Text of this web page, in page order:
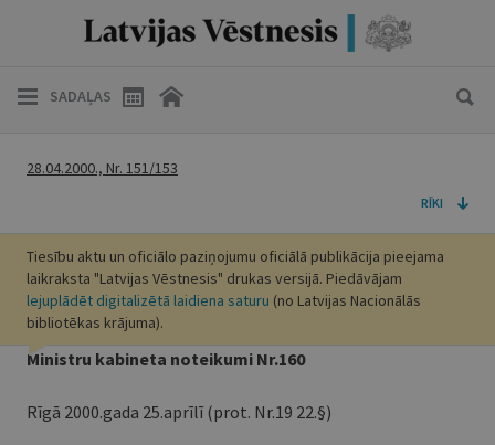
SADAĻAS
28.04.2000., Nr. 151/153
RĪKI
Tiesību aktu un oficiālo paziņojumu oficiālā publikācija pieejama
laikraksta "Latvijas Vēstnesis" drukas versijā. Piedāvājam
lejuplādēt digitalizētā laidiena saturu (no Latvijas Nacionālās
bibliotēkas krājuma).
Ministru kabineta noteikumi Nr.160
Rīgā 2000.gada 25.aprīlī (prot. Nr.19 22.§)